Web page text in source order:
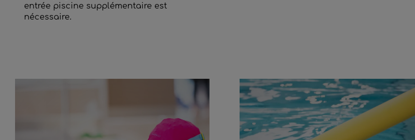
entrée piscine supplémentaire est
nécessaire.